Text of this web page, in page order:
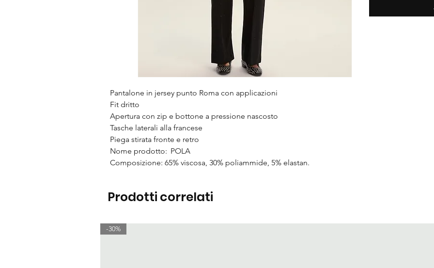
Pantalone in jersey punto Roma con applicazioni
Fit dritto
Apertura con zip e bottone a pressione nascosto
Tasche laterali alla francese
Piega stirata fronte e retro
Nome prodotto: POLA
Composizione: 65% viscosa, 30% poliammide, 5% elastan.
Prodotti correlati
-30%